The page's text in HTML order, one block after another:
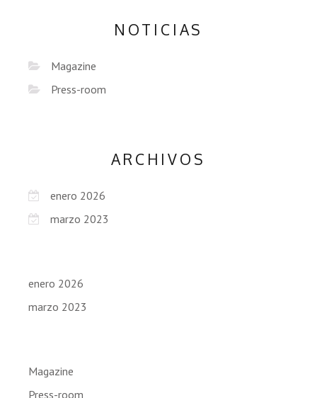
NOTICIAS
Magazine
Press-room
ARCHIVOS
enero 2026
marzo 2023
enero 2026
marzo 2023
Magazine
Press-room